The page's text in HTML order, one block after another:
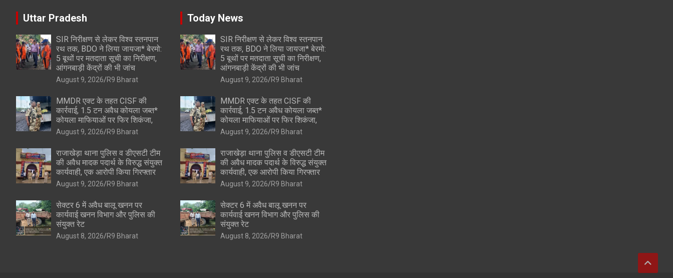
Uttar Pradesh
SIR निरीक्षण से लेकर विश्व स्तनपान
रथ तक, BDO ने लिया जायजा* बेरमो:
5 बूथों पर मतदाता सूची का निरीक्षण,
आंगनबाड़ी केंद्रों की भी जांच
August 9, 2026 R9 Bharat
MMDR एक्ट के तहत CISF की
कार्रवाई, 1.5 टन अवैध कोयला जब्त*
कोयला माफियाओं पर फिर शिकंजा,
August 9, 2026 R9 Bharat
राजाखेड़ा थाना पुलिस व डीएसटी टीम
की अवैध मादक पदार्थ के विरुद्ध संयुक्त
कार्यवाही, एक आरोपी किया गिरफ्तार
August 9, 2026 R9 Bharat
सेक्टर 6 में अवैध बालू खनन पर
कार्यवाई खनन विभाग और पुलिस की
संयुक्त रेट
August 8, 2026 R9 Bharat
Today News
SIR निरीक्षण से लेकर विश्व स्तनपान
रथ तक, BDO ने लिया जायजा* बेरमो:
5 बूथों पर मतदाता सूची का निरीक्षण,
आंगनबाड़ी केंद्रों की भी जांच
August 9, 2026 R9 Bharat
MMDR एक्ट के तहत CISF की
कार्रवाई, 1.5 टन अवैध कोयला जब्त*
कोयला माफियाओं पर फिर शिकंजा,
August 9, 2026 R9 Bharat
राजाखेड़ा थाना पुलिस व डीएसटी टीम
की अवैध मादक पदार्थ के विरुद्ध संयुक्त
कार्यवाही, एक आरोपी किया गिरफ्तार
August 9, 2026 R9 Bharat
सेक्टर 6 में अवैध बालू खनन पर
कार्यवाई खनन विभाग और पुलिस की
संयुक्त रेट
August 8, 2026 R9 Bharat